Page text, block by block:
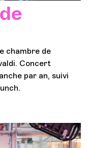
chambre de
Concert
par an, suivi